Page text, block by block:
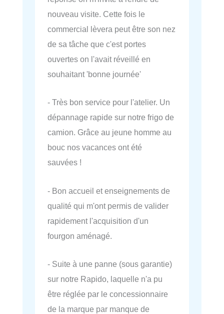
nouveau visite. Cette fois le
commercial lèvera peut être son nez
de sa tâche que c'est portes
ouvertes on l'avait réveillé en
souhaitant 'bonne journée'
- Très bon service pour l'atelier. Un
dépannage rapide sur notre frigo de
camion. Grâce au jeune homme au
bouc nos vacances ont été
sauvées !
- Bon accueil et enseignements de
qualité qui m'ont permis de valider
rapidement l'acquisition d'un
fourgon aménagé.
- Suite à une panne (sous garantie)
sur notre Rapido, laquelle n'a pu
être réglée par le concessionnaire
de la marque par manque de